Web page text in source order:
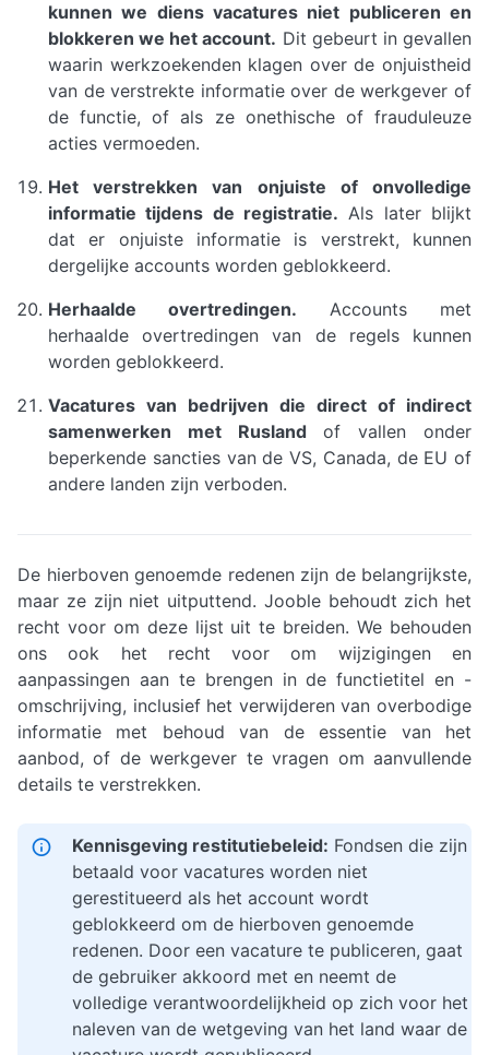
kunnen we diens vacatures niet publiceren en
blokkeren we het account. Dit gebeurt in gevallen
waarin werkzoekenden klagen over de onjuistheid
van de verstrekte informatie over de werkgever of
de functie, of als ze onethische of frauduleuze
acties vermoeden.
Het verstrekken van onjuiste of onvolledige
informatie tijdens de registratie. Als later blijkt
dat er onjuiste informatie is verstrekt, kunnen
dergelijke accounts worden geblokkeerd.
Herhaalde overtredingen. Accounts met
herhaalde overtredingen van de regels kunnen
worden geblokkeerd.
Vacatures van bedrijven die direct of indirect
samenwerken met Ruslandof vallen onder
beperkende sancties van de VS, Canada, de EU of
andere landen zijn verboden.
De hierboven genoemde redenen zijn de belangrijkste,
maar ze zijn niet uitputtend. Jooble behoudt zich het
recht voor om deze lijst uit te breiden. We behouden
ons ook het recht voor om wijzigingen en
aanpassingen aan te brengen in de functietitel en -
omschrijving, inclusief het verwijderen van overbodige
informatie met behoud van de essentie van het
aanbod, of de werkgever te vragen om aanvullende
details te verstrekken.
Kennisgeving restitutiebeleid: Fondsen die zijn
betaald voor vacatures worden niet
gerestitueerd als het account wordt
geblokkeerd om de hierboven genoemde
redenen. Door een vacature te publiceren, gaat
de gebruiker akkoord met en neemt de
volledige verantwoordelijkheid op zich voor het
naleven van de wetgeving van het land waar de